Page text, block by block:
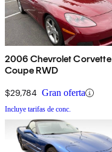
2006 Chevrolet Corvette
Coupe RWD
$29,784 Gran oferta
Incluye tarifas de conc.